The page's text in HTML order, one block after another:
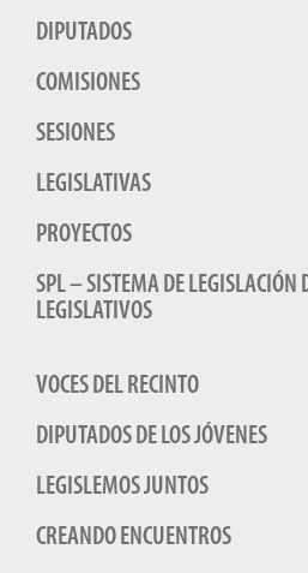
DIPUTADOS
COMISIONES
SESIONES
LEGISLATIVAS
PROYECTOS
SPL – SISTEMA DE LEGISLACIÓN
LEGISLATIVOS
VOCES DEL RECINTO
DIPUTADOS DE LOS JÓVENES
LEGISLEMOS JUNTOS
CREANDO ENCUENTROS